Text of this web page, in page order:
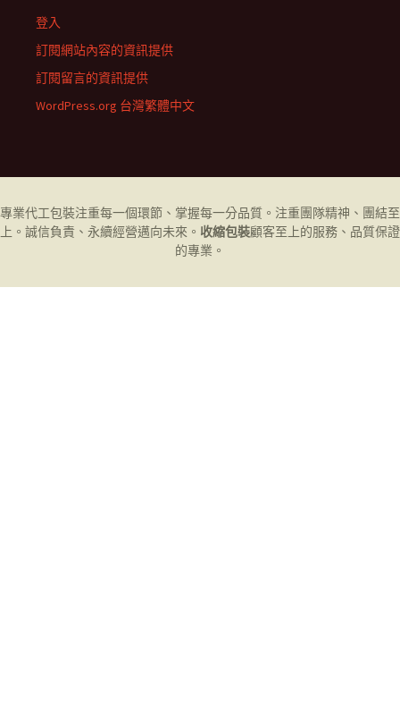
登入
訂閱網站內容的資訊提供
訂閱留言的資訊提供
WordPress.org 台灣繁體中文
專業代工包裝注重每一個環節、掌握每一分品質。注重團隊精神、團結至
上。誠信負責、永續經營邁向未來。 收縮包裝顧客至上的服務、品質保證
的專業。